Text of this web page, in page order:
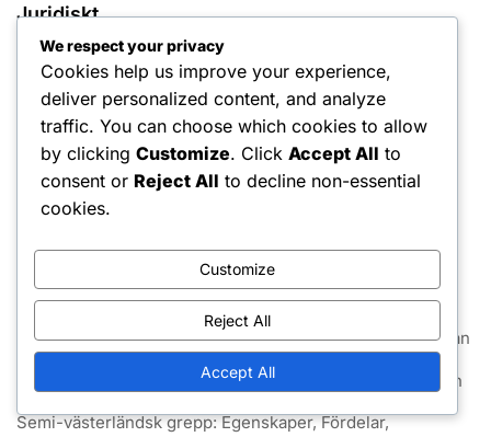
Juridiskt
Vår historia
Din integritet
Användaravtal
Cookies och spårning
Senaste inlägg
Greppkonsekvens: Fördelar, Tekniker, Spelarens Påverkan
Grepp Flexibilitet: Fördelar, Tekniker, Spelarens Påverkan
Semi-västerländsk grepp: Egenskaper, Fördelar,
We respect your privacy
Cookies help us improve your experience,
deliver personalized content, and analyze
traffic. You can choose which cookies to allow
by clicking Customize. Click Accept All to
consent or Reject All to decline non-essential
cookies.
Customize
Reject All
Accept All